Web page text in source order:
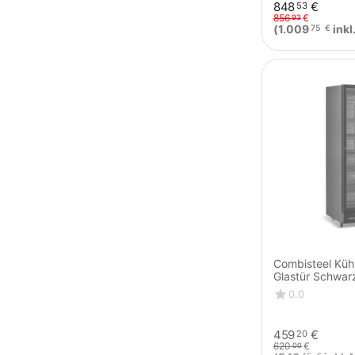
848 53 €
85693€
(1.00975 €
Combisteel
Glastür
0.0
459 20 €
62000€